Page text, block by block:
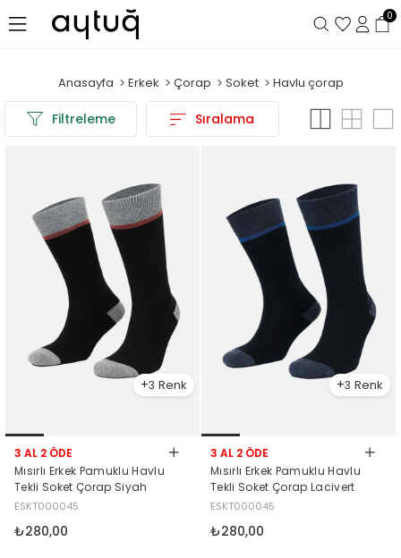
0
Anasayfa Erkek Çorap Soket Havlu çorap
Filtreleme Sıralama
3
3 AL 2 ÖDE
Mısırlı Erkek Pamuklu Havlu
Tekli Soket Çorap Siyah
ESKT000045
₺280,00
3
3 AL 2 ÖDE
Mısırlı Erkek Pamuklu Havlu
Tekli Soket Çorap Lacivert
ESKT000045
₺280,00